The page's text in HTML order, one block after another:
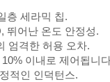
층 세라믹 칩.
뛰어난 온도 안정성.
엄격한 허용 오차.
이내로 제어됩니
적인 인덕턴스.